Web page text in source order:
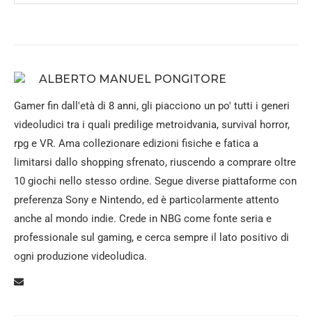
ALBERTO MANUEL PONGITORE
Gamer fin dall'età di 8 anni, gli piacciono un po' tutti i generi
videoludici tra i quali predilige metroidvania, survival horror,
rpg e VR. Ama collezionare edizioni fisiche e fatica a
limitarsi dallo shopping sfrenato, riuscendo a comprare oltre
10 giochi nello stesso ordine. Segue diverse piattaforme con
preferenza Sony e Nintendo, ed è particolarmente attento
anche al mondo indie. Crede in NBG come fonte seria e
professionale sul gaming, e cerca sempre il lato positivo di
ogni produzione videoludica.